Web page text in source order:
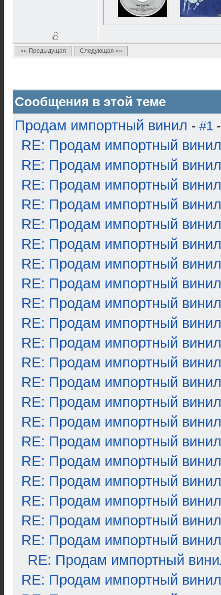
«« Предыдущая Следующая »»
Сообщения в этой теме
Продам импортный винил - #1
RE: Продам импортный винил
RE: Продам импортный винил
RE: Продам импортный винил
RE: Продам импортный винил
RE: Продам импортный винил
RE: Продам импортный винил
RE: Продам импортный винил
RE: Продам импортный винил
RE: Продам импортный винил
RE: Продам импортный винил
RE: Продам импортный винил
RE: Продам импортный винил
RE: Продам импортный винил
RE: Продам импортный винил
RE: Продам импортный винил
RE: Продам импортный винил
RE: Продам импортный винил
RE: Продам импортный винил
RE: Продам импортный винил
RE: Продам импортный винил
RE: Продам импортный винил
RE: Продам импортный
RE: Продам импортный винил